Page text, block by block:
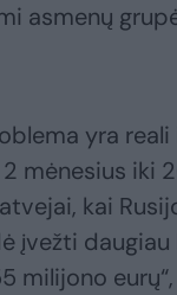
asmenų
yra
mėnesius iki
kai
įvežti daugiau
milijono